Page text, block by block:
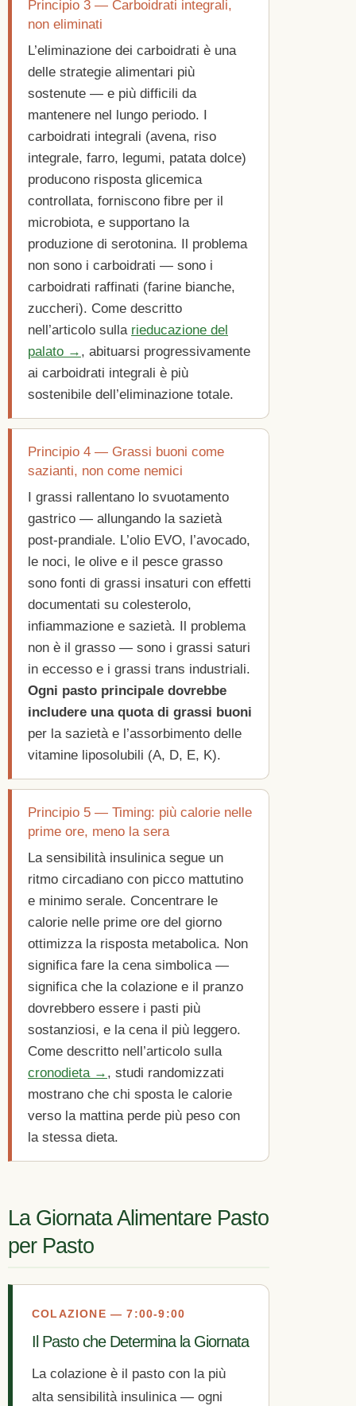
Principio 3 — Carboidrati integrali,
non eliminati
L’eliminazione dei carboidrati è una
delle strategie alimentari più
sostenute — e più difficili da
mantenere nel lungo periodo. I
carboidrati integrali (avena, riso
integrale, farro, legumi, patata dolce)
producono risposta glicemica
controllata, forniscono fibre per il
microbiota, e supportano la
produzione di serotonina. Il problema
non sono i carboidrati — sono i
carboidrati raffinati (farine bianche,
zuccheri). Come descritto
nell’articolo sulla rieducazione del
palato → , abituarsi progressivamente
ai carboidrati integrali è più
sostenibile dell’eliminazione totale.
Principio 4 — Grassi buoni come
sazianti, non come nemici
I grassi rallentano lo svuotamento
gastrico — allungando la sazietà
post-prandiale. L’olio EVO, l’avocado,
le noci, le olive e il pesce grasso
sono fonti di grassi insaturi con effetti
documentati su colesterolo,
infiammazione e sazietà. Il problema
non è il grasso — sono i grassi saturi
in eccesso e i grassi trans industriali.
Ogni pasto principale dovrebbe
includere una quota di grassi buoni
per la sazietà e l’assorbimento delle
vitamine liposolubili (A, D, E, K).
Principio 5 — Timing: più calorie nelle
prime ore, meno la sera
La sensibilità insulinica segue un
ritmo circadiano con picco mattutino
e minimo serale. Concentrare le
calorie nelle prime ore del giorno
ottimizza la risposta metabolica. Non
significa fare la cena simbolica —
significa che la colazione e il pranzo
dovrebbero essere i pasti più
sostanziosi, e la cena il più leggero.
Come descritto nell’articolo sulla
cronodieta → , studi randomizzati
mostrano che chi sposta le calorie
verso la mattina perde più peso con
la stessa dieta.
La Giornata Alimentare Pasto
per Pasto
COLAZIONE — 7:00-9:00
Il Pasto che Determina la Giornata
La colazione è il pasto con la più
alta sensibilità insulinica — ogni